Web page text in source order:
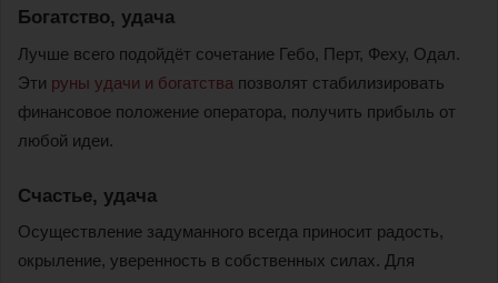
Богатство, удача
Лучше всего подойдёт сочетание Гебо, Перт, Феху, Одал.
Эти руны удачи и богатства позволят стабилизировать
финансовое положение оператора, получить прибыль от
любой идеи.
Счастье, удача
Осуществление задуманного всегда приносит радость,
окрыление, уверенность в собственных силах. Для